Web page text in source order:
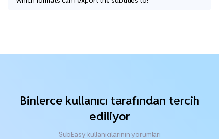
Binlerce kullanıcı tarafından tercih
ediliyor
SubEasy kullanıcılarının yorumları